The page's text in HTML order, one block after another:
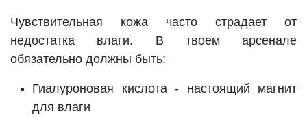
Чувствительная кожа часто страдает от
недостатка влаги. В твоем арсенале
обязательно должны быть:
Гиалуроновая кислота - настоящий магнит
для влаги